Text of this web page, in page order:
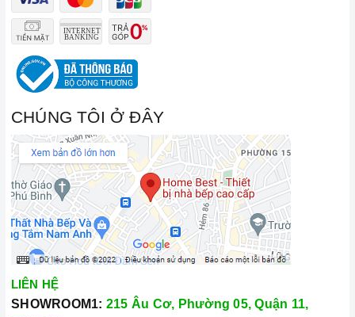
CHÚNG TÔI Ở ĐÂY
LIÊN HỆ
SHOWROOM1: 215 Âu Cơ, Phường 05, Quận 11,